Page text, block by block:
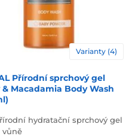
Varianty (4)
Přírodní sprchový gel
& Macadamia Body Wash
hydratační sprchový gel
vůně